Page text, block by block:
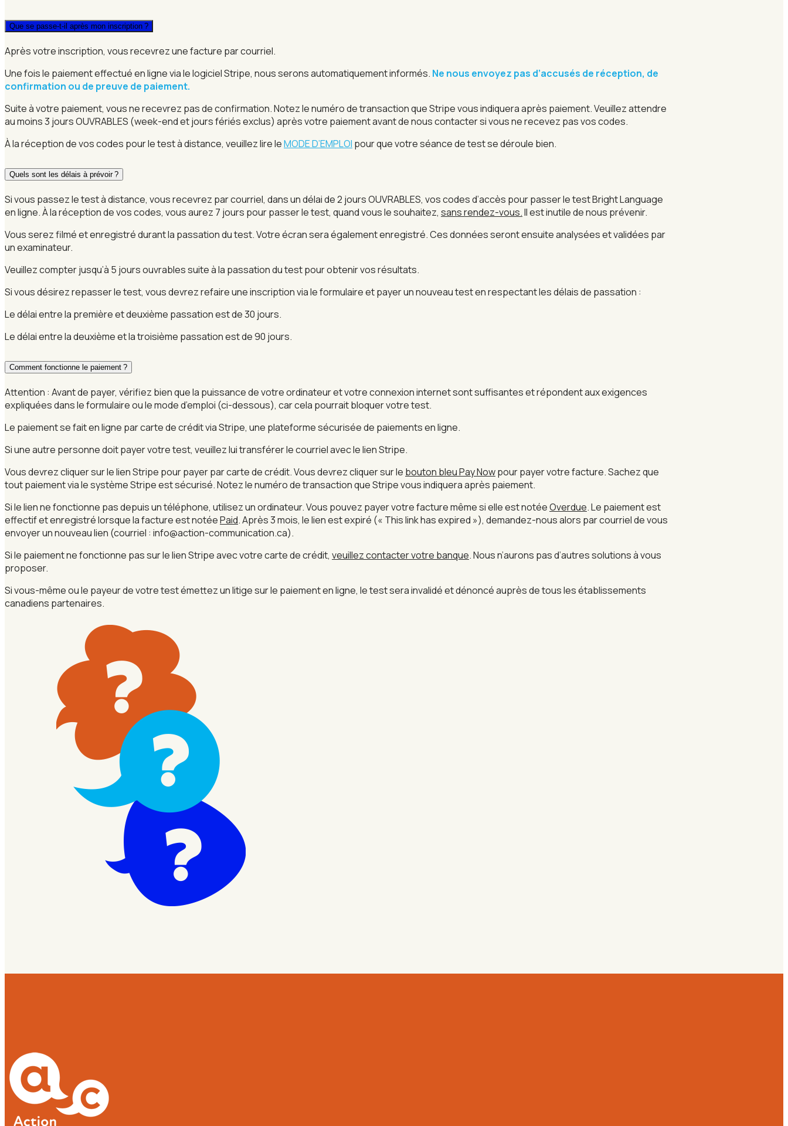
Que se passe-t-il après mon inscription ?
Après votre inscription, vous recevrez une facture par courriel.
Une fois le paiement effectué en ligne via le logiciel Stripe, nous serons automatiquement informés. Ne nous envoyez pas d’accusés de réception, de
confirmation ou de preuve de paiement.
Suite à votre paiement, vous ne recevrez pas de confirmation. Notez le numéro de transaction que Stripe vous indiquera après paiement. Veuillez attendre
au moins 3 jours OUVRABLES (week-end et jours fériés exclus) après votre paiement avant de nous contacter si vous ne recevez pas vos codes.
À la réception de vos codes pour le test à distance, veuillez lire leMODE D’EMPLOI pour que votre séance de test se déroule bien.
Quels sont les délais à prévoir ?
Si vous passez le test à distance, vous recevrez par courriel, dans un délai de 2 jours OUVRABLES, vos codes d’accès pour passer le test Bright Language
en ligne. À la réception de vos codes, vous aurez 7 jours pour passer le test, quand vous le souhaitez, sans rendez-vous.Il est inutile de nous prévenir.
Vous serez filmé et enregistré durant la passation du test. Votre écran sera également enregistré. Ces données seront ensuite analysées et validées par
un examinateur.
Veuillez compter jusqu’à 5 jours ouvrables suite à la passation du test pour obtenir vos résultats.
Si vous désirez repasser le test, vous devrez refaire une inscription via le formulaire et payer un nouveau test en respectant les délais de passation :
Le délai entre la première et deuxième passation est de 30 jours.
Le délai entre la deuxième et la troisième passation est de 90 jours.
Comment fonctionne le paiement ?
Attention : Avant de payer, vérifiez bien que la puissance de votre ordinateur et votre connexion internet sont suffisantes et répondent aux exigences
expliquées dans le formulaire ou le mode d’emploi (ci-dessous), car cela pourrait bloquer votre test.
Le paiement se fait en ligne par carte de crédit via Stripe, une plateforme sécurisée de paiements en ligne.
Si une autre personne doit payer votre test, veuillez lui transférer le courriel avec le lien Stripe.
Vous devrez cliquer sur le lien Stripe pour payer par carte de crédit. Vous devrez cliquer sur le bouton bleu Pay Nowpour payer votre facture. Sachez que
tout paiement via le système Stripe est sécurisé. Notez le numéro de transaction que Stripe vous indiquera après paiement.
Si le lien ne fonctionne pas depuis un téléphone, utilisez un ordinateur. Vous pouvez payer votre facture même si elle est notéeOverdue. Le paiement est
effectif et enregistré lorsque la facture est notéePaid. Après 3 mois, le lien est expiré (« This link has expired »), demandez-nous alors par courriel de vous
envoyer un nouveau lien (courriel : info@action-communication.ca).
Si le paiement ne fonctionne pas sur le lien Stripe avec votre carte de crédit, veuillez contacter votre banque. Nous n’aurons pas d’autres solutions à vous
proposer.
Si vous-même ou le payeur de votre test émettez un litige sur le paiement en ligne, le test sera invalidé et dénoncé auprès de tous les établissements
canadiens partenaires.